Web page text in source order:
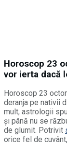
Horoscop 23
vor ierta dacă
Horoscop 23
deranja pe nativii
mult, astrologii
și până nu se
de glumit. Potrivit
orice fel de